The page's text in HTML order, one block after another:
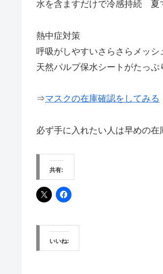
水を含ますだけで冷感持続 夏
熱中症対策
呼吸がしやすいさらさらメッシ
天然パルプ保水シートがたっ
⇒マスクの在庫確認をしてみる
必ず手に入れたい人は早めの在
共有:
いいね: